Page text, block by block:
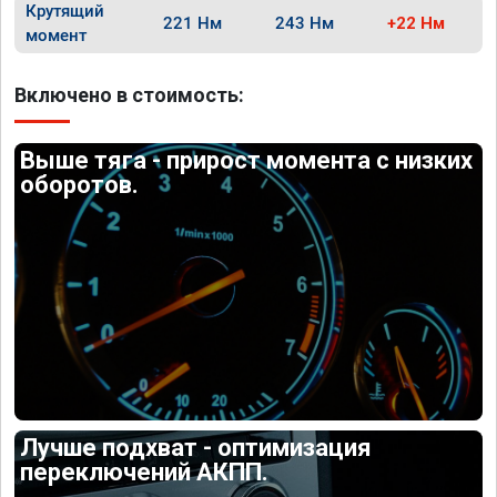
Крутящий
момент
221 Нм 243 Нм +22 Нм
Включено в стоимость:
Выше тяга - прирост момента с низких
оборотов.
Лучше подхват - оптимизация
переключений АКПП.